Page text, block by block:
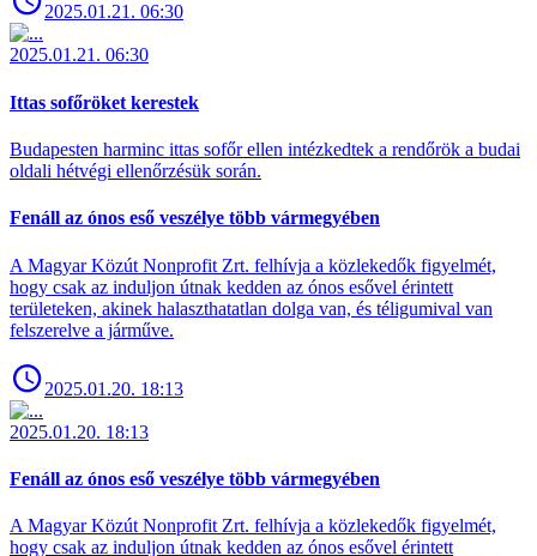
2025.01.21. 06:30
2025.01.21. 06:30
Ittas sofőröket kerestek
Budapesten harminc ittas sofőr ellen intézkedtek a rendőrök a budai
oldali hétvégi ellenőrzésük során.
Fenáll az ónos eső veszélye több vármegyében
A Magyar Közút Nonprofit Zrt. felhívja a közlekedők figyelmét,
hogy csak az induljon útnak kedden az ónos esővel érintett
területeken, akinek halaszthatatlan dolga van, és téligumival van
felszerelve a járműve.
2025.01.20. 18:13
2025.01.20. 18:13
Fenáll az ónos eső veszélye több vármegyében
A Magyar Közút Nonprofit Zrt. felhívja a közlekedők figyelmét,
hogy csak az induljon útnak kedden az ónos esővel érintett